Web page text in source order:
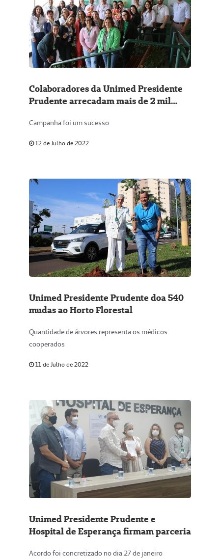
Colaboradores da Unimed Presidente
Prudente arrecadam mais de 2 mil
Campanha foi um sucesso
12 de Julho de 2022
Unimed Presidente Prudente doa 540
mudas ao Horto Florestal
Quantidade de árvores representa os médicos
cooperados
11 de Julho de 2022
Unimed Presidente Prudente e
Hospital de Esperança firmam parceria
Acordo foi concretizado no dia 27 de janeiro